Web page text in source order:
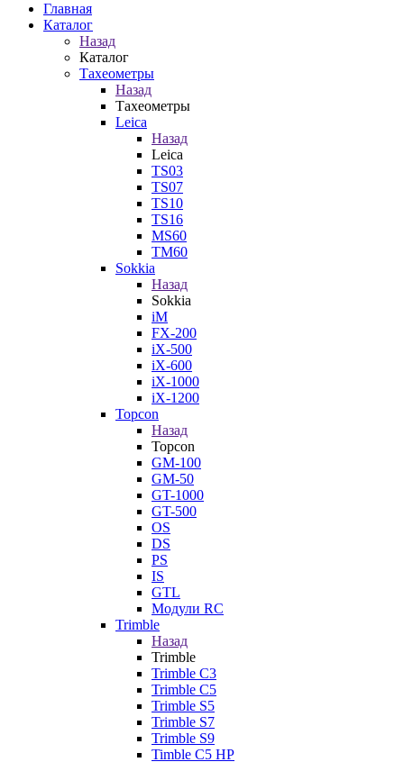
Главная
Каталог
Назад
Каталог
Тахеометры
Назад
Тахеометры
Leica
Назад
Leica
TS03
TS07
TS10
TS16
MS60
TM60
Sokkia
Назад
Sokkia
iM
FX-200
iX-500
iX-600
iX-1000
iX-1200
Topcon
Назад
Topcon
GM-100
GM-50
GT-1000
GT-500
OS
DS
PS
IS
GTL
Модули RC
Trimble
Назад
Trimble
Trimble C3
Trimble C5
Trimble S5
Trimble S7
Trimble S9
Timble C5 HP